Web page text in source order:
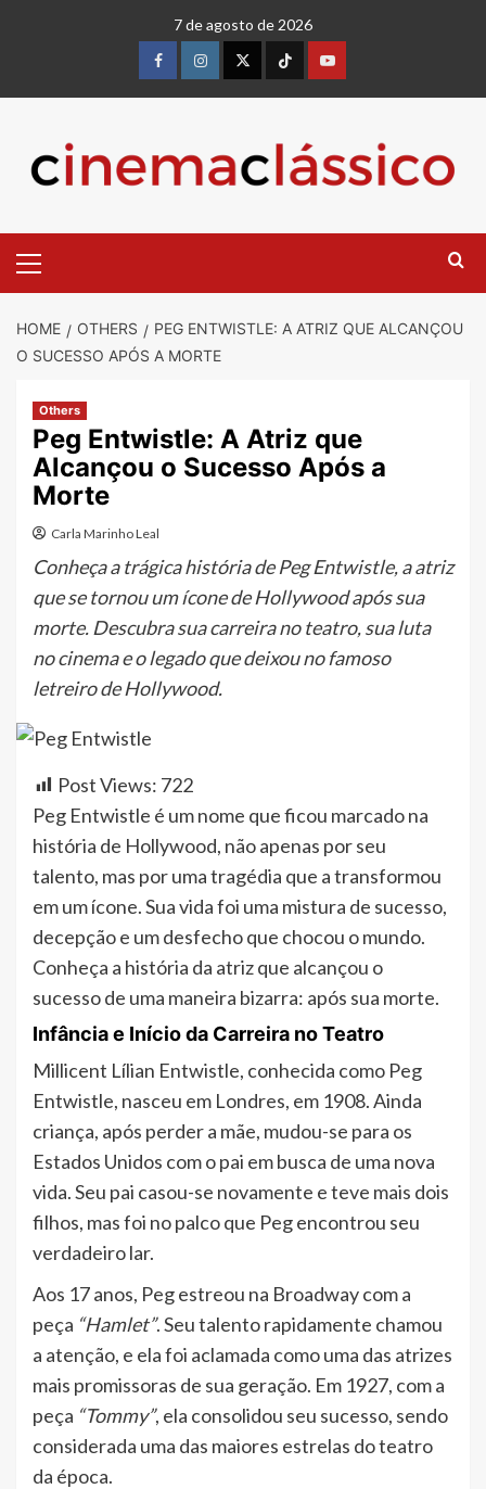
7 de agosto de 2026
HOME OTHERS
PEG ENTWISTLE: A ATRIZ QUE ALCANÇOU
O SUCESSO APÓS A MORTE
Others
Peg Entwistle: A Atriz que
Alcançou o Sucesso Após a
Morte
Carla Marinho Leal
Conheça a trágica história de Peg Entwistle, a atriz
que se tornou um ícone de Hollywood após sua
morte. Descubra sua carreira no teatro, sua luta
no cinema e o legado que deixou no famoso
letreiro de Hollywood.
Post Views: 722
Peg Entwistle é um nome que ficou marcado na
história de Hollywood, não apenas por seu
talento, mas por uma tragédia que a transformou
em um ícone. Sua vida foi uma mistura de sucesso,
decepção e um desfecho que chocou o mundo.
Conheça a história da atriz que alcançou o
sucesso de uma maneira bizarra: após sua morte.
Infância e Início da Carreira no Teatro
Millicent Lílian Entwistle, conhecida como Peg
Entwistle, nasceu em Londres, em 1908. Ainda
criança, após perder a mãe, mudou-se para os
Estados Unidos com o pai em busca de uma nova
vida. Seu pai casou-se novamente e teve mais dois
filhos, mas foi no palco que Peg encontrou seu
verdadeiro lar.
Aos 17 anos, Peg estreou na Broadway com a
peça “Hamlet”. Seu talento rapidamente chamou
a atenção, e ela foi aclamada como uma das atrizes
mais promissoras de sua geração. Em 1927, com a
peça “Tommy”, ela consolidou seu sucesso, sendo
considerada uma das maiores estrelas do teatro
da época.